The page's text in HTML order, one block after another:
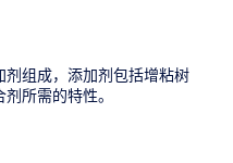
组成，添加剂包括增粘树
所需的特性。